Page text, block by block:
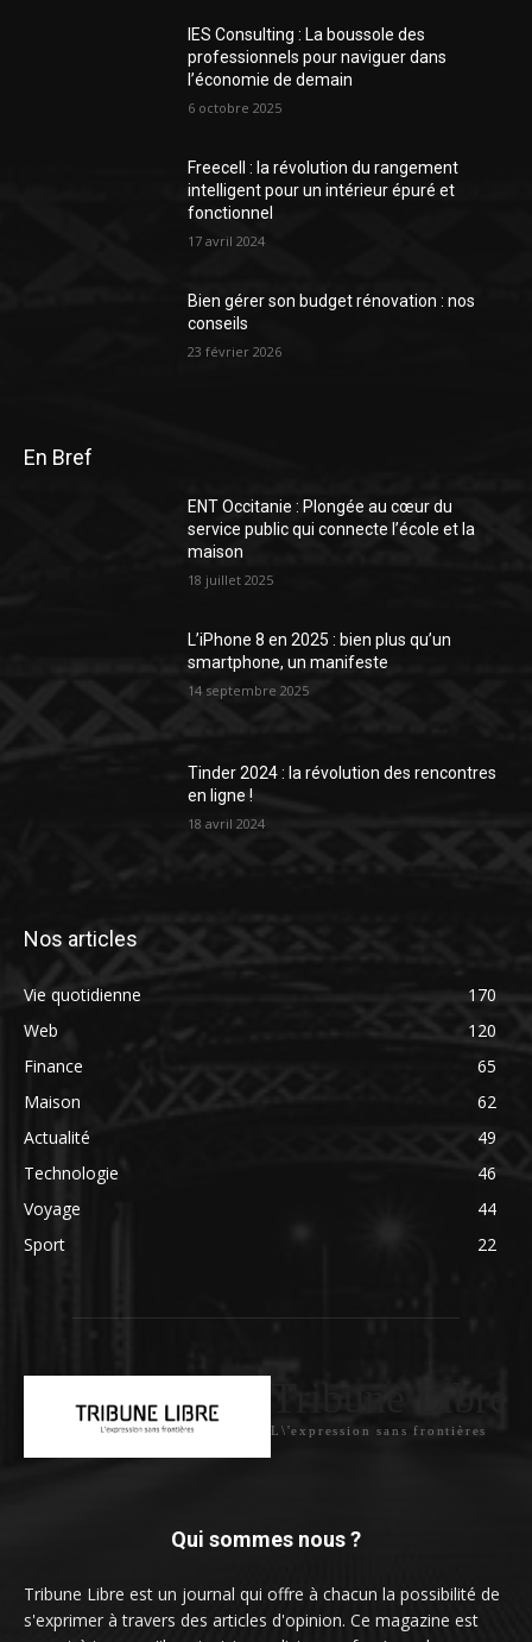
IES Consulting : La boussole des
professionnels pour naviguer dans
l’économie de demain
6 octobre 2025
Freecell : la révolution du rangement
intelligent pour un intérieur épuré et
fonctionnel
17 avril 2024
Bien gérer son budget rénovation : nos
conseils
23 février 2026
En Bref
ENT Occitanie : Plongée au cœur du
service public qui connecte l’école et la
maison
18 juillet 2025
L’iPhone 8 en 2025 : bien plus qu’un
smartphone, un manifeste
14 septembre 2025
Tinder 2024 : la révolution des rencontres
en ligne !
18 avril 2024
Nos articles
Vie quotidienne
170
Web
120
Finance
65
Maison
62
Actualité
49
Technologie
46
Voyage
44
Sport
22
Tribune Libre
L\'expression sans frontières
Qui sommes nous ?
Tribune Libre est un journal qui offre à chacun la possibilité de
s'exprimer à travers des articles d'opinion. Ce magazine est